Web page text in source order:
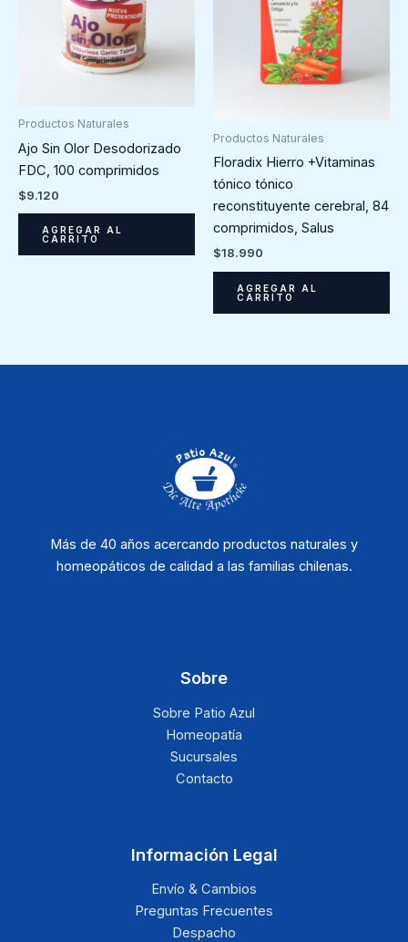
Productos Naturales
Ajo Sin Olor Desodorizado
FDC, 100 comprimidos
$9.120
AGREGAR AL
CARRITO
Productos Naturales
Floradix Hierro +Vitaminas
tónico tónico
reconstituyente cerebral, 84
comprimidos, Salus
$18.990
AGREGAR AL
CARRITO
Más de 40 años acercando productos naturales y
homeopáticos de calidad a las familias chilenas.
Sobre
Sobre Patio Azul
Homeopatía
Sucursales
Contacto
Información Legal
Envío & Cambios
Preguntas Frecuentes
Despacho